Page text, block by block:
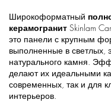
Широкоформатный
керамогранит Skinlam
это панели с крупным
выполненные в светлых,
натурального камня.
делают их идеальными
современных, так и для
интерьеров.